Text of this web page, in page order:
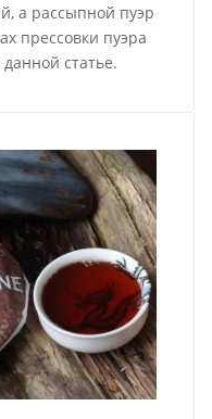
а рассыпной пуэр
прессовки пуэра
статье.